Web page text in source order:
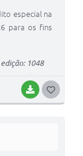
BAIXAR
especial na
para os fins
1048